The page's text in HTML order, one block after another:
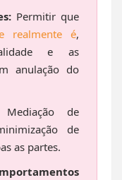
Permitir que
realmente é,
e as
anulação do
Mediação de
de
as partes.